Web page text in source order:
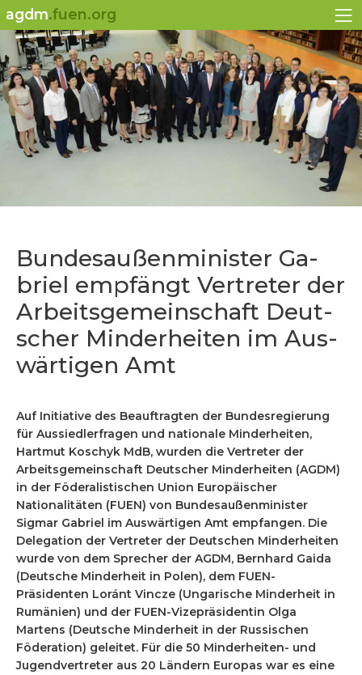
agdm.fuen.org
Bun­desau­ßen­mi­nis­ter Ga­
bri­el emp­fängt Ver­tre­ter der
Ar­beits­ge­mein­schaft Deut­
scher Min­der­hei­ten im Aus­
wär­ti­gen Amt
Auf Initiative des Beauftragten der Bundesregierung
für Aussiedlerfragen und nationale Minderheiten,
Hartmut Koschyk MdB, wurden die Vertreter der
Arbeitsgemeinschaft Deutscher Minderheiten (AGDM)
in der Föderalistischen Union Europäischer
Nationalitäten (FUEN) von Bundesaußenminister
Sigmar Gabriel im Auswärtigen Amt empfangen. Die
Delegation der Vertreter der Deutschen Minderheiten
wurde von dem Sprecher der AGDM, Bernhard Gaida
(Deutsche Minderheit in Polen), dem FUEN-
Präsidenten Loránt Vincze (Ungarische Minderheit in
Rumänien) und der FUEN-Vizepräsidentin Olga
Martens (Deutsche Minderheit in der Russischen
Föderation) geleitet. Für die 50 Minderheiten- und
Jugendvertreter aus 20 Ländern Europas war es eine